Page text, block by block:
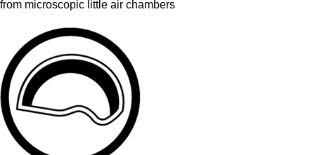
from microscopic little air chambers